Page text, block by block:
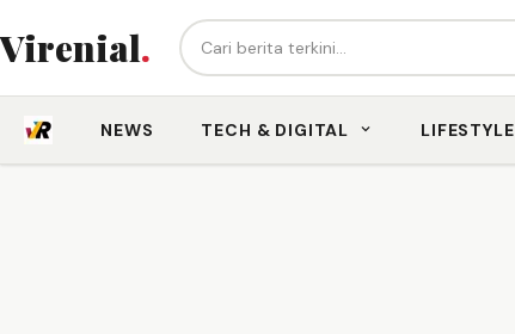
Virenial. Cari berita...
NEWS TECH & DIGITAL LIFESTYLE